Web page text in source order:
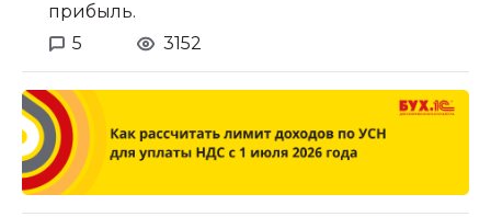
прибыль.
5
3152